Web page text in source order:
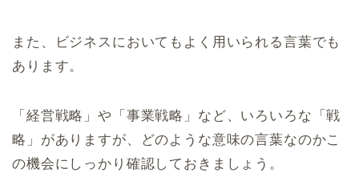
また、ビジネスにおいてもよく用いられる言葉でも
あります。
「経営戦略」や「事業戦略」など、いろいろな「戦
略」がありますが、どのような意味の言葉なのかこ
の機会にしっかり確認しておきましょう。